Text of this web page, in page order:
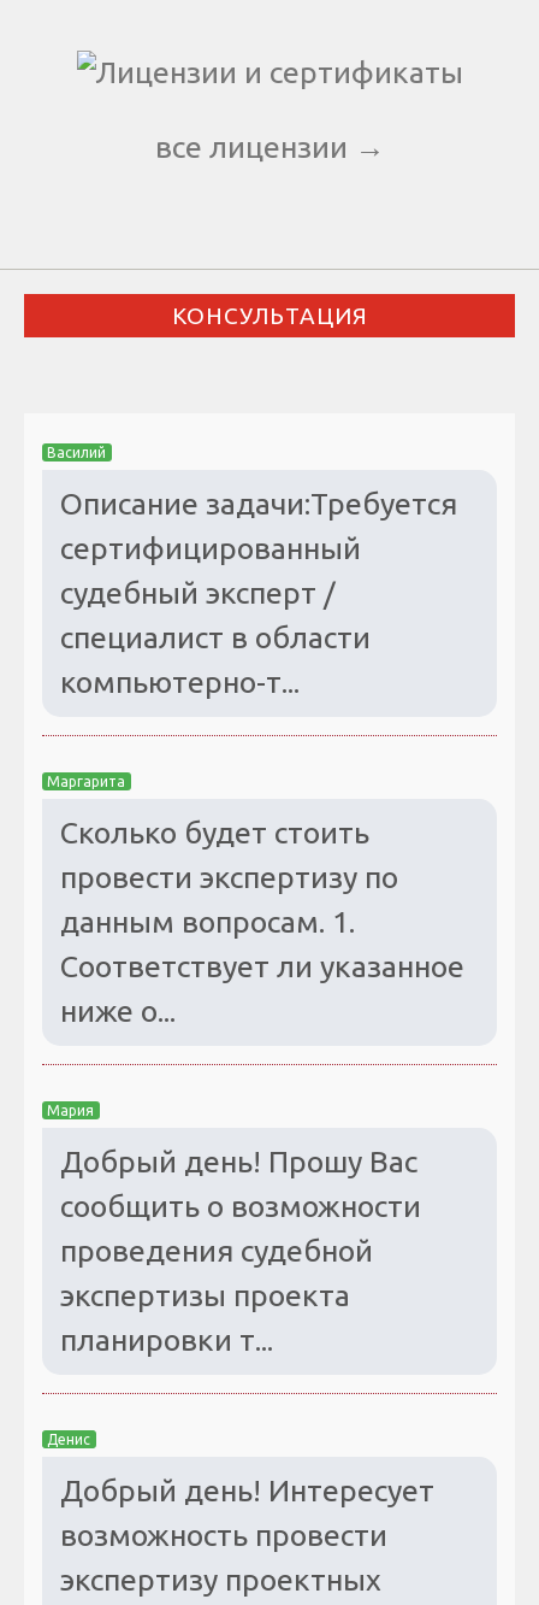
все лицензии →
КОНСУЛЬТАЦИЯ
Василий
Описание задачи:Требуется
сертифицированный
судебный эксперт /
специалист в области
компьютерно-т...
Маргарита
Сколько будет стоить
провести экспертизу по
данным вопросам. 1.
Соответствует ли указанное
ниже о...
Мария
Добрый день! Прошу Вас
сообщить о возможности
проведения судебной
экспертизы проекта
планировки т...
Денис
Добрый день! Интересует
возможность провести
экспертизу проектных